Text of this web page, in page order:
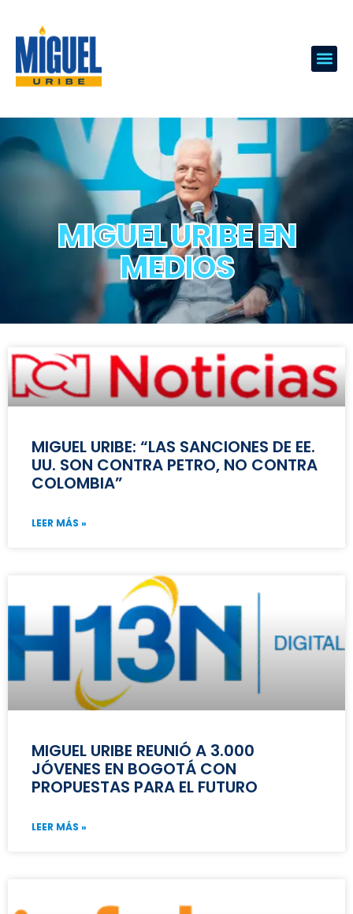
MIGUEL URIBE EN
MEDIOS
MIGUEL URIBE: “LAS SANCIONES DE EE.
UU. SON CONTRA PETRO, NO CONTRA
COLOMBIA”
LEER MÁS »
MIGUEL URIBE REUNIÓ A 3.000
JÓVENES EN BOGOTÁ CON
PROPUESTAS PARA EL FUTURO
LEER MÁS »